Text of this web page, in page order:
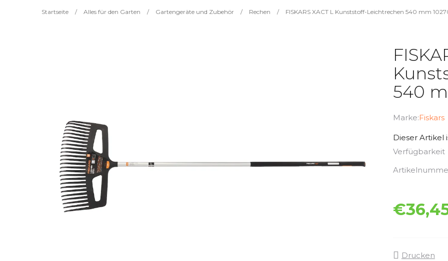
Startseite / Alles für den Garten / Gartengeräte und Zubehör / Rechen / FISKARS XACT L Kunststoff-Leichtrechen 540 mm
540
Marke:Fiskars
Dieser Artikel
Verfügbarkeit
Drucken